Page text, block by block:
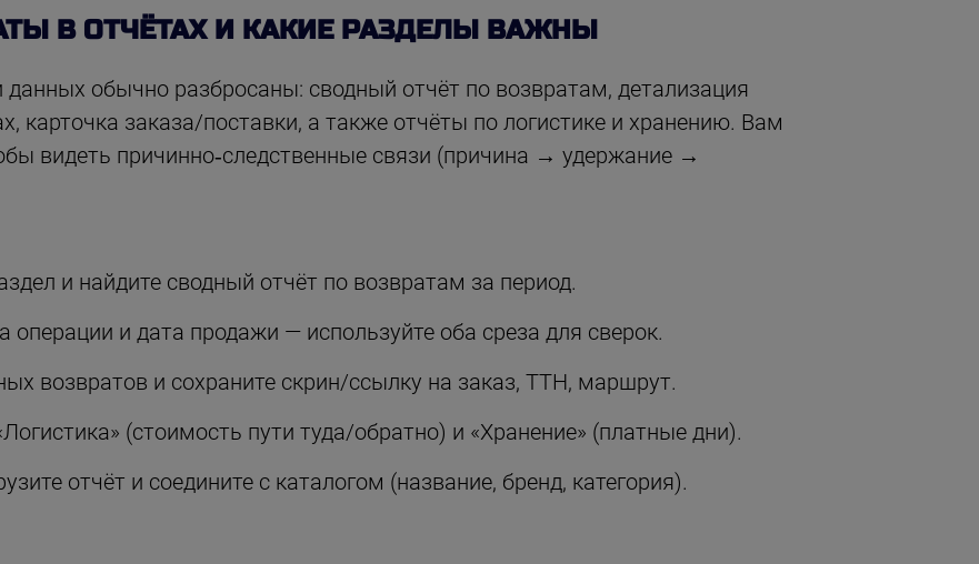
В ОТЧЁТАХ И КАКИЕ РАЗДЕЛЫ ВАЖНЫ
данных обычно разбросаны: сводный отчёт по возвратам, детализация
карточка заказа/поставки, а также отчёты по логистике и хранению. Вам
видеть причинно‑следственные связи (причина → удержание →
и найдите сводный отчёт по возвратам за период.
операции и дата продажи — используйте оба среза для сверок.
возвратов и сохраните скрин/ссылку на заказ, ТТН, маршрут.
(стоимость пути туда/обратно) и «Хранение» (платные дни).
отчёт и соедините с каталогом (название, бренд, категория).